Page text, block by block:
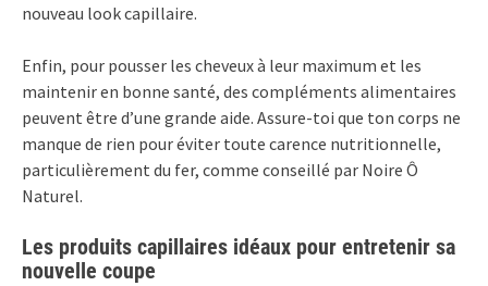
nouveau look capillaire.
Enfin, pour pousser les cheveux à leur maximum et les
maintenir en bonne santé, des compléments alimentaires
peuvent être d’une grande aide. Assure-toi que ton corps ne
manque de rien pour éviter toute carence nutritionnelle,
particulièrement du fer, comme conseillé par Noire Ô
Naturel.
Les produits capillaires idéaux pour entretenir sa
nouvelle coupe